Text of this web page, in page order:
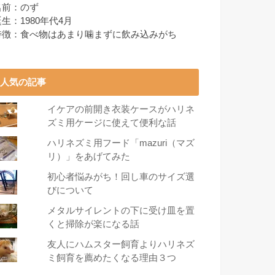
前：のず
：1980年代4月
徴：食べ物はあまり噛まずに飲み込みがち
人気の記事
イケアの前開き衣装ケースがハリネ
ズミ用ケージに使えて便利な話
ハリネズミ用フード「mazuri（マズ
リ）」をあげてみた
初心者悩みがち！回し車のサイズ選
びについて
メタルサイレントの下に受け皿を置
くと掃除が楽になる話
友人にハムスター飼育よりハリネズ
ミ飼育を薦めたくなる理由３つ